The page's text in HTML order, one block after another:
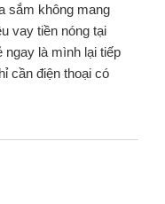
sắm không mang
vay tiền nóng tại
ngay là mình lại tiếp
cần điện thoại có